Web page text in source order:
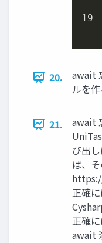
19
20.
await
ルを
21.
await
び出
ば、
正確
正確
await